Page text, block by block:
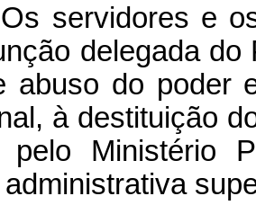
servidores e
delegada
abuso do poder
à destituição
pelo Ministério